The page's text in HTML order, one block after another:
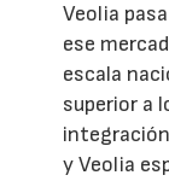
Veolia
ese
escala
superior a
y Veolia